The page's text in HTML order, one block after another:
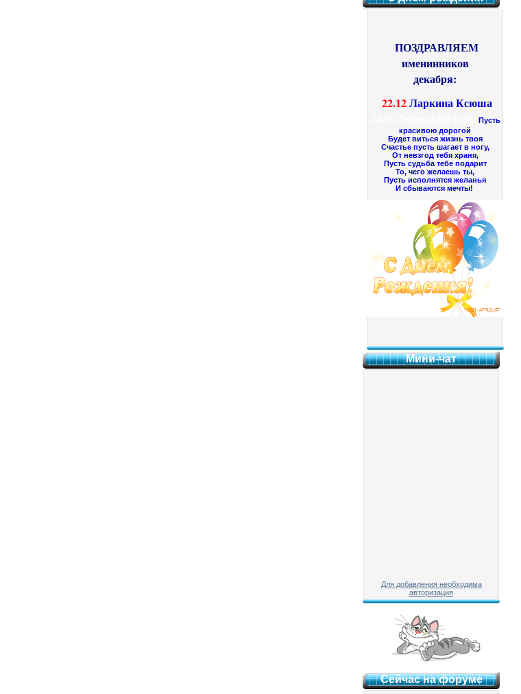
ПОЗДРАВЛЯЕМ
именинников
декабря:
22.12Ларкина Ксюша
Пусть
красивою дорогой
Будет виться жизнь твоя
Счастье пусть шагает в ногу,
От невзгод тебя храня,
Пусть судьба тебе подарит
То, чего желаешь ты,
Пусть исполнятся желанья
И сбываются мечты!
Мини-чат
Для добавления необходима
авторизация
Сейчас на форуме